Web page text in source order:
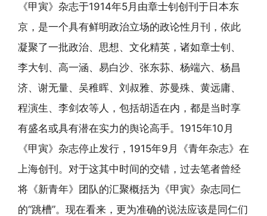
《甲寅》杂志于1914年5月由章士钊创刊于日本东
京，是一个具有鲜明政治立场的政论性月刊，依此
凝聚了一批政治、思想、文化精英，诸如章士钊、
李大钊、高一涵、易白沙、张东荪、杨端六、杨昌
济、谢无量、吴稚晖、刘叔雅、苏曼殊、黄远庸、
程演生、李剑农等人，包括胡适在内，都是当时享
有盛名或具有潜在实力的舆论高手。1915年10月
《甲寅》杂志停止发行，1915年9月《青年杂志》在
上海创刊。对于这其中时间的交错，过去笔者曾经
将《新青年》团队的汇聚概括为《甲寅》杂志同仁
的“跳槽”。现在看来，更为准确的说法应该是同仁们